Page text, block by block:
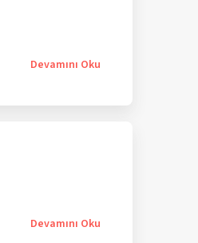
Devamını Oku
Devamını Oku